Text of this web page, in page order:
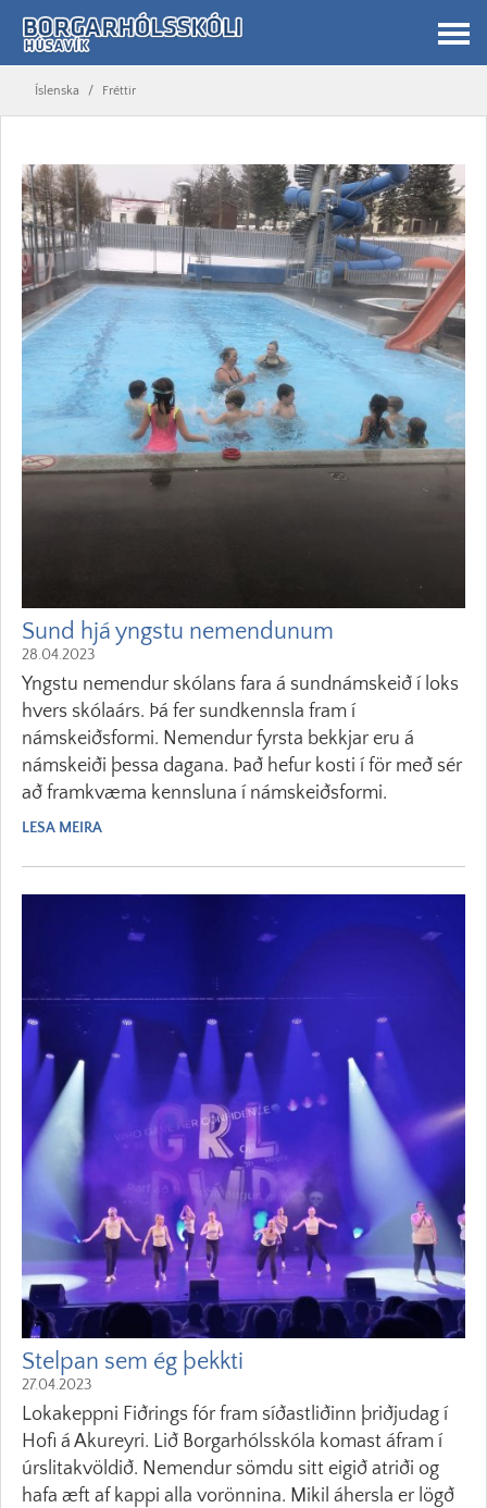
Íslenska / Fréttir
Sund hjá yngstu nemendunum
28.04.2023
Yngstu nemendur skólans fara á sundnámskeið í loks
hvers skólaárs. Þá fer sundkennsla fram í
námskeiðsformi. Nemendur fyrsta bekkjar eru á
námskeiði þessa dagana. Það hefur kosti í för með sér
að framkvæma kennsluna í námskeiðsformi.
LESA MEIRA
Stelpan sem ég þekkti
27.04.2023
Lokakeppni Fiðrings fór fram síðastliðinn þriðjudag í
Hofi á Akureyri. Lið Borgarhólsskóla komast áfram í
úrslitakvöldið. Nemendur sömdu sitt eigið atriði og
hafa æft af kappi alla vorönnina. Mikil áhersla er lögð